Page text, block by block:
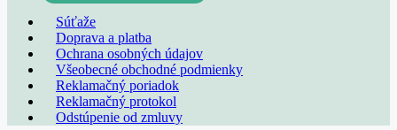
Súťaže
Doprava a platba
Ochrana osobných údajov
Všeobecné obchodné podmienky
Reklamačný poriadok
Reklamačný protokol
Odstúpenie od zmluvy